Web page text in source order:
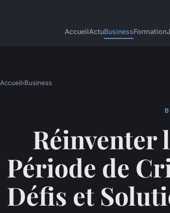
AccueilActuBusinessFormation
Accueil›Business
Réinventer
Période de
Défis et